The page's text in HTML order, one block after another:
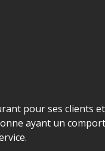
pour ses clients
ayant un